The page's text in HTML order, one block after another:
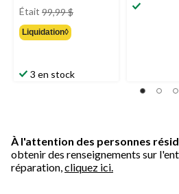
Était 99,99 $
Liquidation◊
3 en stock
À l'attention des personnes
obtenir des renseignements sur
réparation,cliquez ici.